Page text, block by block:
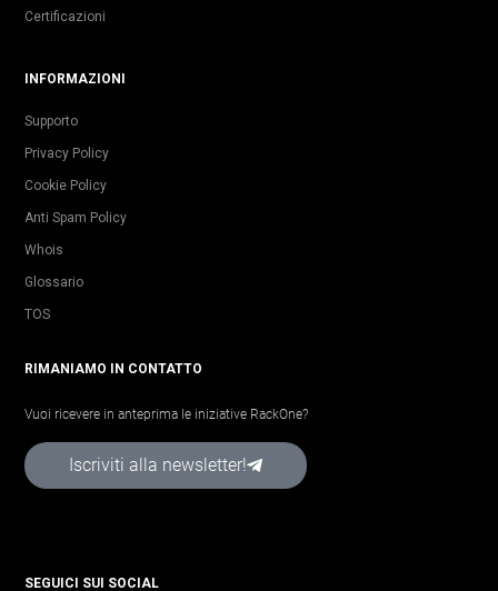
Certificazioni
INFORMAZIONI
Supporto
Privacy Policy
Cookie Policy
Anti Spam Policy
Whois
Glossario
TOS
RIMANIAMO IN CONTATTO
Vuoi ricevere in anteprima le iniziative RackOne?
Iscriviti alla newsletter!
SEGUICI SUI SOCIAL